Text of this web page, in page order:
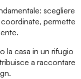
scegliere
permette
la casa in un rifugio
a raccontare